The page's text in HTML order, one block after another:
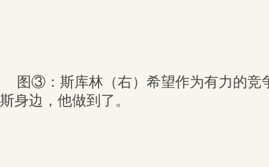
图③：斯库林（右）希望作为有力的竞
斯身边，他做到了。